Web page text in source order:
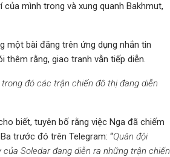
mình trong và xung quanh Bakhmut,
một bài đăng trên ứng dụng nhắn tin
thêm rằng, giao tranh vẫn tiếp diễn.
đó các trận chiến đô thị đang diễn
biết, tuyên bố rằng việc Nga đã chiếm
trước đó trên Telegram: “Quân đội
Soledar đang diễn ra những trận chiến